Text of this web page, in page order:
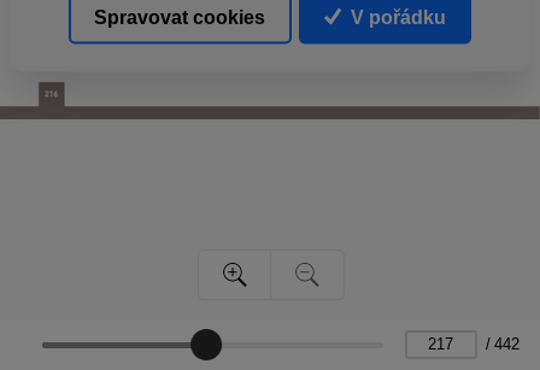
/ 442
Spravovat cookies V pořádku